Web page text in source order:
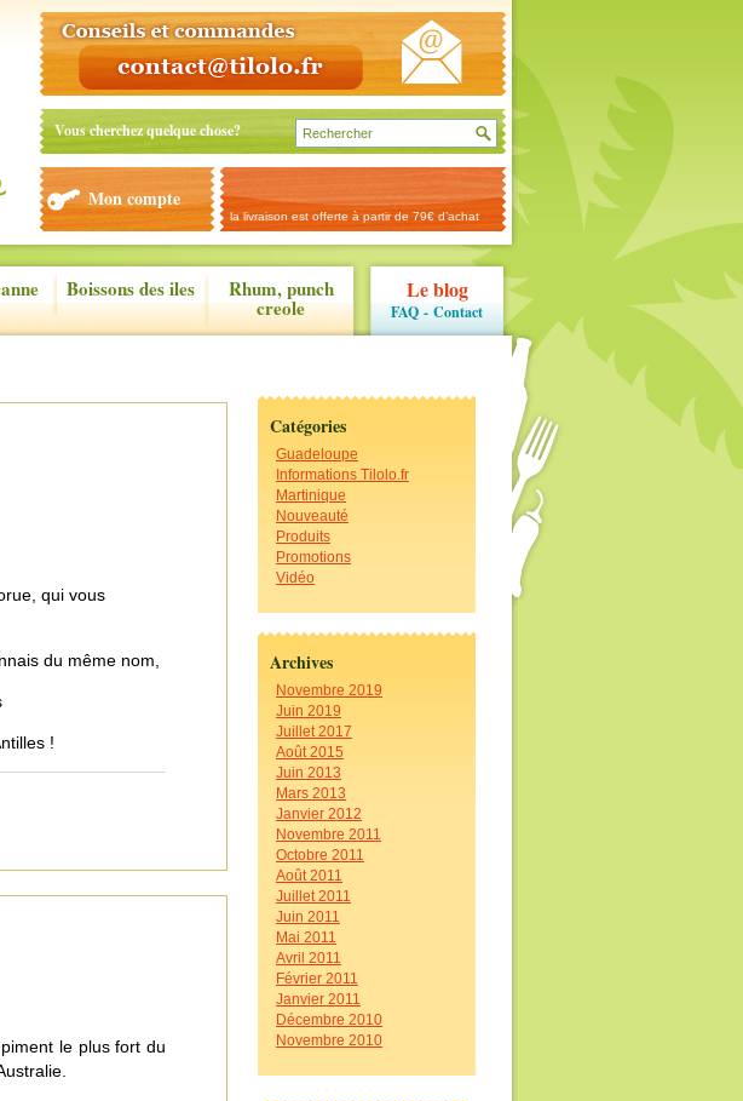
Vous cherchez quelque chose?
la livraison est offerte à partir de 79€ d’achat
Mon compte
Boissons des iles Rhum, punch
creole
Le blog
FAQ - Contact
Catégories
Guadeloupe
Informations Tilolo.fr
Martinique
Nouveauté
Produits
Promotions
Vidéo
Archives
Novembre 2019
Juin 2019
Juillet 2017
Août 2015
Juin 2013
Mars 2013
Janvier 2012
Novembre 2011
Octobre 2011
Août 2011
Juillet 2011
Juin 2011
Mai 2011
Avril 2011
Février 2011
Janvier 2011
Décembre 2010
Novembre 2010
qui vous
du même nom,
!
le plus fort du